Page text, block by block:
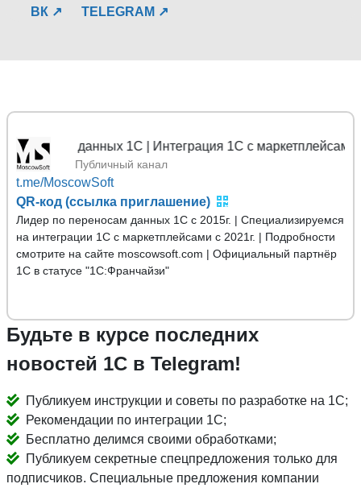
ВК ↗ TELEGRAM ↗
данных 1С | Интеграция 1С с маркетплейсами
Публичный канал
t.me/MoscowSoft
QR-код (ссылка приглашение)
Лидер по переносам данных 1С с 2015г. | Специализируемся
на интеграции 1С с маркетплейсами с 2021г. | Подробности
смотрите на сайте moscowsoft.com | Официальный партнёр
1С в статусе "1С:Франчайзи"
Будьте в курсе последних
новостей 1С в Telegram!
Публикуем инструкции и советы по разработке на 1С;
Рекомендации по интеграции 1С;
Бесплатно делимся своими обработками;
Публикуем секретные спецпредложения только для
подписчиков. Специальные предложения компании